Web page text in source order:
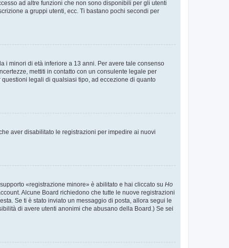
ad altre funzioni che non sono disponibili per gli utenti
a gruppi utenti, ecc. Ti bastano pochi secondi per
i minori di età inferiore a 13 anni. Per avere tale consenso
mettiti in contatto con un consulente legale per
legali di qualsiasi tipo, ad eccezione di quanto
aver disabilitato le registrazioni per impedire ai nuovi
«registrazione minore» è abilitato e hai cliccato su Ho
Alcune Board richiedono che tutte le nuove registrazioni
Se ti è stato inviato un messaggio di posta, allora segui le
di avere utenti anonimi che abusano della Board.) Se sei